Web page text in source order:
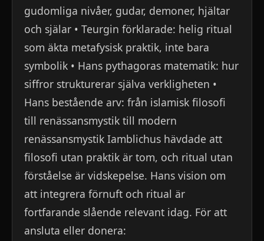
gudomliga nivåer, gudar, demoner, hjältar
och själar • Teurgin förklarade: helig ritual
som äkta metafysisk praktik, inte bara
symbolik • Hans pythagoras matematik: hur
siffror strukturerar själva verkligheten •
Hans bestående arv: från islamisk filosofi
till renässansmystik till modern
renässansmystik Iamblichus hävdade att
filosofi utan praktik är tom, och ritual utan
förståelse är vidskepelse. Hans vision om
att integrera förnuft och ritual är
fortfarande slående relevant idag. För att
ansluta eller donera: